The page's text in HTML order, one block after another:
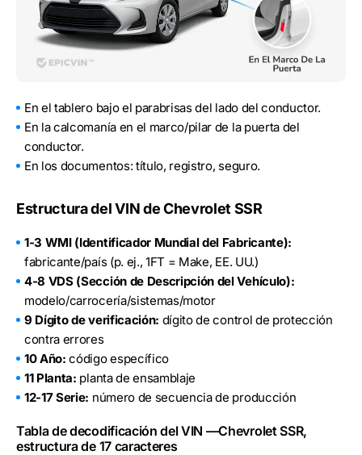
En el tablero bajo el parabrisas del lado del conductor.
En la calcomanía en el marco/pilar de la puerta del
conductor.
En los documentos: título, registro, seguro.
Estructura del VIN de Chevrolet SSR
1-3 WMI (Identificador Mundial del Fabricante):
fabricante/país (p. ej., 1FT = Make, EE. UU.)
4-8 VDS (Sección de Descripción del Vehículo):
modelo/carrocería/sistemas/motor
9 Dígito de verificación: dígito de control de protección
contra errores
10 Año: código específico
11 Planta: planta de ensamblaje
12-17 Serie: número de secuencia de producción
Tabla de decodificación del VIN —Chevrolet SSR,
estructura de 17 caracteres